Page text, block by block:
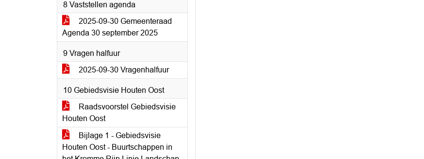
8 Vaststellen agenda
2025-09-30 Gemeenteraad
Agenda 30 september 2025
9 Vragen halfuur
2025-09-30 Vragenhalfuur
10 Gebiedsvisie Houten Oost
Raadsvoorstel Gebiedsvisie
Houten Oost
Bijlage 1 - Gebiedsvisie
Houten Oost - Buurtschappen in